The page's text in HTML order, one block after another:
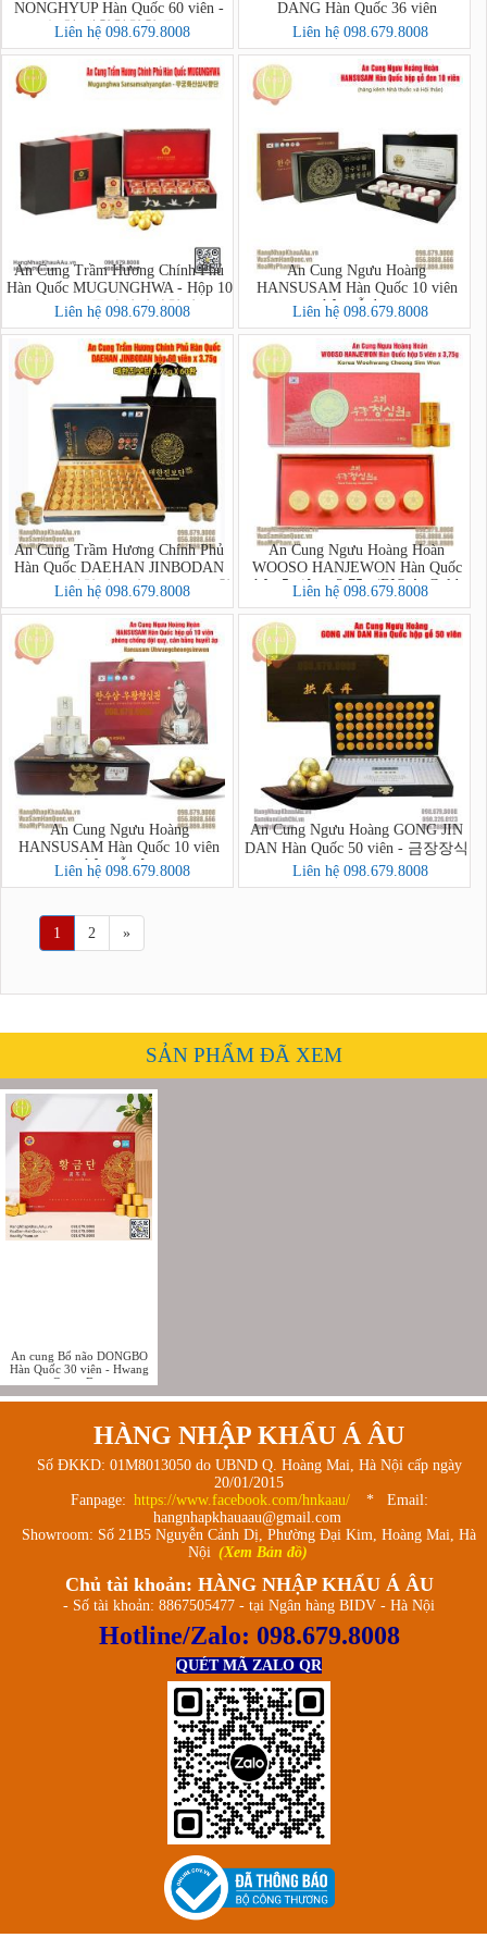
NONGHYUP Hàn Quốc 60 viên -
농협 태황침향환 골드
Liên hệ 098.679.8008
DANG Hàn Quốc 36 viên
Liên hệ 098.679.8008
An Cung Trầm Hương Chính Phủ
Hàn Quốc MUGUNGHWA - Hộp 10
Viên (무궁화산삼사향단)
Liên hệ 098.679.8008
An Cung Ngưu Hoàng
HANSUSAM Hàn Quốc 10 viên
hộp gỗ đen
Liên hệ 098.679.8008
An Cung Trầm Hương Chính Phủ
Hàn Quốc DAEHAN JINBODAN
60 viên - 대한진보단 3.75g X 60환
Liên hệ 098.679.8008
An Cung Ngưu Hoàng Hoàn
WOOSO HANJEWON Hàn Quốc
hộp 5 viên x 3,75g (BIO ApGold
Korea Woohwang Cheong Sim
Won)
Liên hệ 098.679.8008
An Cung Ngưu Hoàng
HANSUSAM Hàn Quốc 10 viên
hộp gỗ nâu
Liên hệ 098.679.8008
An Cung Ngưu Hoàng GONG JIN
DAN Hàn Quốc 50 viên - 금장장식
공진단상자 50환
Liên hệ 098.679.8008
1 2 »
SẢN PHẨM ĐÃ XEM
An cung Bổ não DONGBO
Hàn Quốc 30 viên - Hwang
Geum Dan
HÀNG NHẬP KHẨU Á ÂU
Số ĐKKD: 01M8013050 do UBND Q. Hoàng Mai, Hà Nội cấp ngày
20/01/2015
Fanpage: https://www.facebook.com/hnkaau/
* Email:
hangnhapkhauaau@gmail.com
Showroom: Số 21B5 Nguyễn Cảnh Dị, Phường Đại Kim, Hoàng Mai, Hà
Nội (Xem Bản đồ)
Chủ tài khoản: HÀNG NHẬP KHẨU Á ÂU
- Số tài khoản: 8867505477 - tại Ngân hàng BIDV - Hà Nội
Hotline/Zalo: 098.679.8008
QUÉT MÃ ZALO QR